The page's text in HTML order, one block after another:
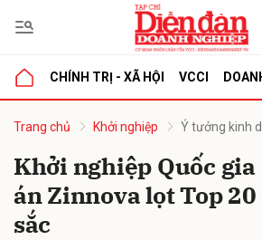
CHÍNH TRỊ - XÃ HỘI VCCI
Trang chủ Khởi nghiệp Ý tưởng kinh
Khởi nghiệp Quốc
án Zinnova lọt Top
sắc
luận